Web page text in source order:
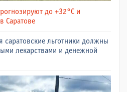
до +32°C и
Саратове
саратовские льготники должны
лекарствами и денежной